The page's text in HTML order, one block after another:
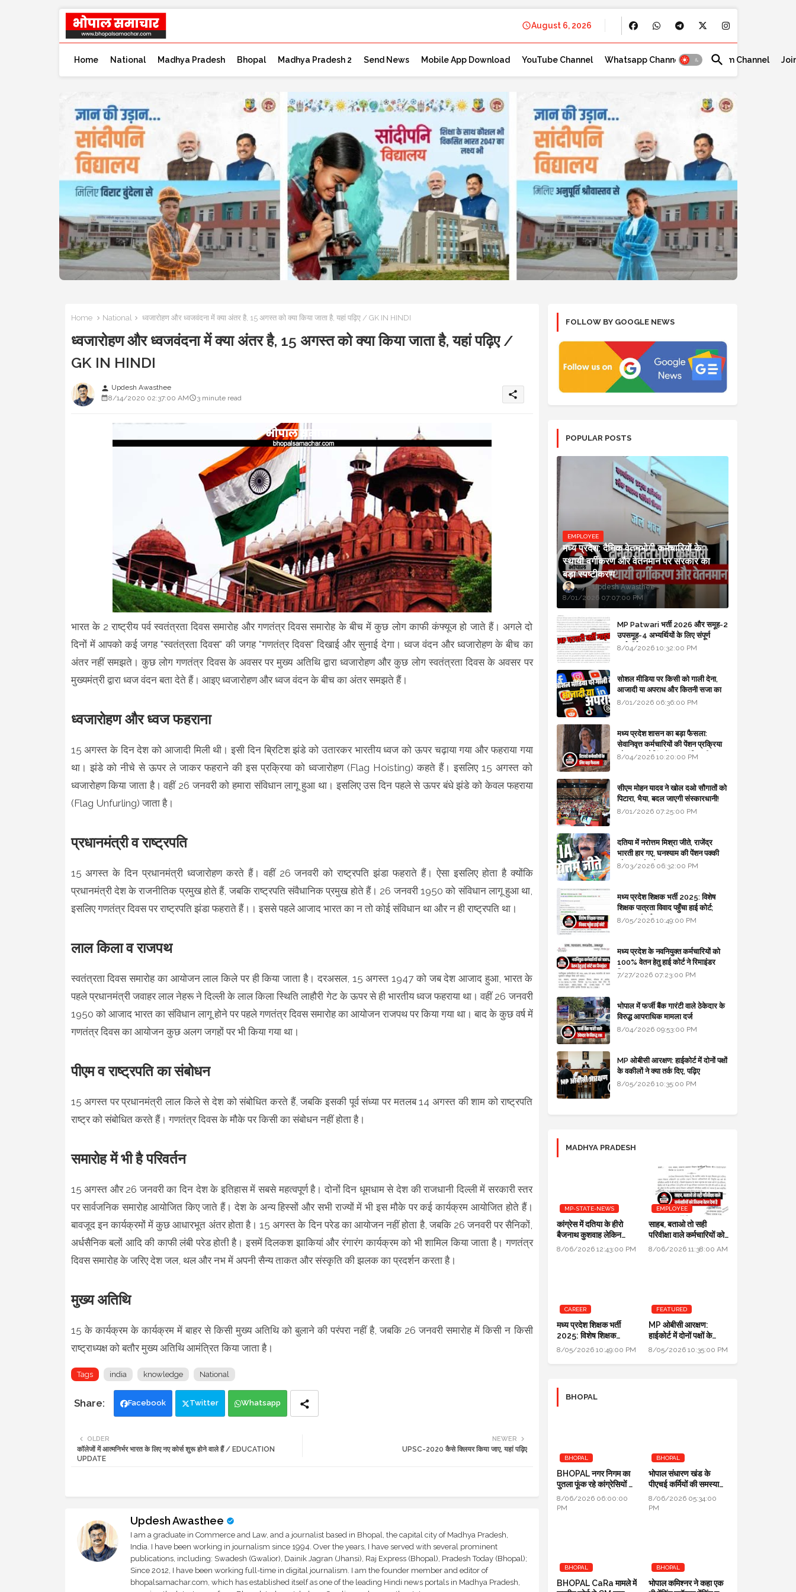
August 6, 2026
Home National Madhya Pradesh Bhopal Madhya Pradesh 2 Send News Mobile App Download YouTube Channel Whatsapp Channel Telegram Channel
Home National ध्वजारोहण और ध्वजवंदना में क्या अंतर है, 15 अगस्त को क्या किया जाता है, यहां पढ़िए / GK IN HINDI
ध्वजारोहण और ध्वजवंदना में क्या अंतर है, 15 अगस्त को क्या किया जाता है, यहां पढ़िए /
GK IN HINDI
person Updesh Awasthee
8/14/2020 02:37:00 AM
3 minute read share
भारत के 2 राष्ट्रीय पर्व स्वतंत्रता दिवस समारोह और गणतंत्र दिवस समारोह के बीच में कुछ लोग काफी कंफ्यूज हो जाते हैं। अगले दो
दिनों में आपको कई जगह "स्वतंत्रता दिवस" की जगह "गणतंत्र दिवस" दिखाई और सुनाई देगा। ध्वज वंदन और ध्वजारोहण के बीच का
अंतर नहीं समझते। कुछ लोग गणतंत्र दिवस के अवसर पर मुख्य अतिथि द्वारा ध्वजारोहण और कुछ लोग स्वतंत्रता दिवस के अवसर पर
मुख्यमंत्री द्वारा ध्वज वंदन बता देते हैं। आइए ध्वजारोहण और ध्वज वंदन के बीच का अंतर समझते हैं।
ध्वजारोहण और ध्वज फहराना
15 अगस्त के दिन देश को आजादी मिली थी। इसी दिन ब्रिटिश झंडे को उतारकर भारतीय ध्वज को ऊपर चढ़ाया गया और फहराया गया
था। झंडे को नीचे से ऊपर ले जाकर फहराने की इस प्रक्रिया को ध्वजारोहण (Flag Hoisting) कहते हैं। इसलिए 15 अगस्त को
ध्वजारोहण किया जाता है। वहीं 26 जनवरी को हमारा संविधान लागू हुआ था। इसलिए उस दिन पहले से ऊपर बंधे झंडे को केवल फहराया
(Flag Unfurling) जाता है।
प्रधानमंत्री व राष्ट्रपति
15 अगस्त के दिन प्रधानमंत्री ध्वजारोहण करते हैं। वहीं 26 जनवरी को राष्ट्रपति झंडा फहराते हैं। ऐसा इसलिए होता है क्योंकि
प्रधानमंत्री देश के राजनीतिक प्रमुख होते हैं, जबकि राष्ट्रपति संवैधानिक प्रमुख होते हैं। 26 जनवरी 1950 को संविधान लागू हुआ था,
इसलिए गणतंत्र दिवस पर राष्ट्रपति झंडा फहराते हैं।। इससे पहले आजाद भारत का न तो कोई संविधान था और न ही राष्ट्रपति था।
लाल किला व राजपथ
स्वतंत्रता दिवस समारोह का आयोजन लाल किले पर ही किया जाता है। दरअसल, 15 अगस्त 1947 को जब देश आजाद हुआ, भारत के
पहले प्रधानमंत्री जवाहर लाल नेहरू ने दिल्ली के लाल किला स्थिति लाहौरी गेट के ऊपर से ही भारतीय ध्वज फहराया था। वहीं 26 जनवरी
1950 को आजाद भारत का संविधान लागू होने पर पहले गणतंत्र दिवस समारोह का आयोजन राजपथ पर किया गया था। बाद के कुछ वर्ष में
गणतंत्र दिवस का आयोजन कुछ अलग जगहों पर भी किया गया था।
पीएम व राष्ट्रपति का संबोधन
15 अगस्त पर प्रधानमंत्री लाल किले से देश को संबोधित करते हैं, जबकि इसकी पूर्व संध्या पर मतलब 14 अगस्त की शाम को राष्ट्रपति
राष्ट्र को संबोधित करते हैं। गणतंत्र दिवस के मौके पर किसी का संबोधन नहीं होता है।
समारोह में भी है परिवर्तन
15 अगस्त और 26 जनवरी का दिन देश के इतिहास में सबसे महत्वपूर्ण है। दोनों दिन धूमधाम से देश की राजधानी दिल्ली में सरकारी स्तर
पर सार्वजनिक समारोह आयोजित किए जाते हैं। देश के अन्य हिस्सों और सभी राज्यों में भी इस मौके पर कई कार्यक्रम आयोजित होते हैं।
बावजूद इन कार्यक्रमों में कुछ आधारभूत अंतर होता है। 15 अगस्त के दिन परेड का आयोजन नहीं होता है, जबकि 26 जनवरी पर सैनिकों,
अर्धसैनिक बलों आदि की काफी लंबी परेड होती है। इसमें दिलकश झाकियां और रंगारंग कार्यक्रम को भी शामिल किया जाता है। गणतंत्र
दिवस समारोह के जरिए देश जल, थल और नभ में अपनी सैन्य ताकत और संस्कृति की झलक का प्रदर्शन करता है।
मुख्य अतिथि
15 के कार्यक्रम के कार्यक्रम में बाहर से किसी मुख्य अतिथि को बुलाने की परंपरा नहीं है, जबकि 26 जनवरी समारोह में किसी न किसी
राष्ट्राध्यक्ष को बतौर मुख्य अतिथि आमंत्रित किया जाता है।
Tags india knowledge National
Facebook Twitter Whatsapp
NEWER
UPSC-2020 कैसे क्लियर किया जाए, यहां पढ़िए
OLDER
कॉलेजों में आत्मनिर्भर भारत के लिए नए कोर्स शुरू होने वाले हैं / EDUCATION
UPDATE
Updesh Awasthee
I am a graduate in Commerce and Law, and a journalist based in Bhopal, the capital city of Madhya Pradesh,
India. I have been working in journalism since 1994. Over the years, I have served with several prominent
publications, including: Swadesh (Gwalior), Dainik Jagran (Jhansi), Raj Express (Bhopal), Pradesh Today (Bhopal);
Since 2012, I have been working full-time in digital journalism. I am the founder member and editor of
bhopalsamachar.com, which has established itself as one of the leading Hindi news portals in Madhya Pradesh,
FOLLOW BY GOOGLE NEWS
POPULAR POSTS
EMPLOYEE
मध्य प्रदेश: दैनिक वेतनभोगी कर्मचारियों के
स्थायी वर्गीकरण और वेतनमान पर सरकार का
बड़ा स्पष्टीकरण
Updesh Awasthee
8/01/2026 07:07:00 PM
MP Patwari भर्ती 2026 और समूह-2
उपसमूह-4 अभ्यर्थियों के लिए संपूर्ण
मार्गदर्शिका
8/04/2026 10:32:00 PM
सोशल मीडिया पर किसी को गाली देना,
आजादी या अपराध और कितनी सजा का
प्रावधान - free legal advice
8/01/2026 06:36:00 PM
मध्य प्रदेश शासन का बड़ा फैसला:
सेवानिवृत्त कर्मचारियों की पेंशन प्रक्रिया
और बजट कोडिंग में हुए क्रांतिकारी
8/04/2026 10:20:00 PM
सीएम मोहन यादव ने खोल दओ सौगातों को
पिटारा, भैया, बदल जाएगी संस्कारधानी!
8/01/2026 07:25:00 PM
दतिया में नरोत्तम मिश्रा जीते, राजेंद्र
भारती हार गए, घनश्याम की पेंशन पक्की
और आशुतोष बैक टू...
8/03/2026 06:32:00 PM
मध्य प्रदेश शिक्षक भर्ती 2025: विशेष
शिक्षक पात्रता विवाद पहुँचा हाई कोर्ट;
सरकार से माँगा जवाब
8/05/2026 10:49:00 PM
मध्य प्रदेश के नवनियुक्त कर्मचारियों को
100% वेतन हेतु हाई कोर्ट ने रिमाइंडर
लिखा
7/27/2026 07:23:00 PM
भोपाल में फर्जी बैंक गारंटी वाले ठेकेदार के
विरुद्ध आपराधिक मामला दर्ज
8/04/2026 09:53:00 PM
MP ओबीसी आरक्षण: हाईकोर्ट में दोनों पक्षों
के वकीलों ने क्या तर्क दिए, पढ़िए
8/05/2026 10:35:00 PM
MADHYA PRADESH
MP-STATE-NEWS
कांग्रेस में दतिया के हीरो
बैजनाथ कुशवाह लेकिन
क्रेडिट जयवर्धन सिंह को
8/06/2026 12:43:00 PM
EMPLOYEE
साहब, बताओ तो सही
परिवीक्षा वाले कर्मचारियों को
कितना वेतन देना है
8/06/2026 11:38:00 AM
CAREER
मध्य प्रदेश शिक्षक भर्ती
2025: विशेष शिक्षक
पात्रता विवाद पहुँचा हाई
8/05/2026 10:49:00 PM
FEATURED
MP ओबीसी आरक्षण:
हाईकोर्ट में दोनों पक्षों के
वकीलों ने क्या तर्क दिए, पढ़िए
8/05/2026 10:35:00 PM
BHOPAL
BHOPAL
BHOPAL नगर निगम का
पुतला फूंक रहे कांग्रेसियों ने
कहा: जब एरिया कमर्शियल
नहीं तो टैक्स क्यों लिया
8/06/2026 06:00:00
PM
BHOPAL
भोपाल संधारण खंड के
पीएचई कर्मियों की समस्याओं
का जल्द होगा निराकरण:
सुनील चतुर्वेदी SE-PHE
8/06/2026 05:34:00
PM
BHOPAL
BHOPAL CaRa मामले में
BHOPAL
भोपाल कमिश्नर ने कहा एक